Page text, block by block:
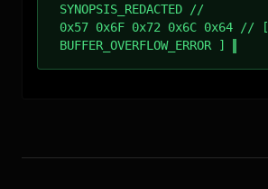
SYNOPSIS_REDACTED //
0x57 0x6F 0x72 0x6C 0x64 // [
BUFFER_OVERFLOW_ERROR ]